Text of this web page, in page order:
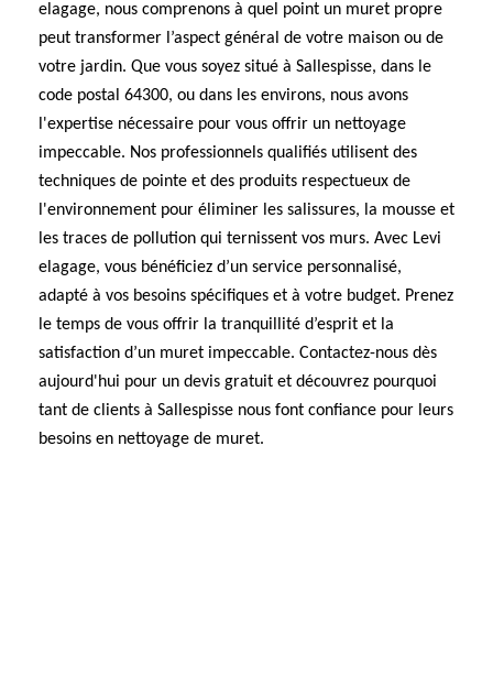
elagage, nous comprenons à quel point un muret propre
peut transformer l’aspect général de votre maison ou de
votre jardin. Que vous soyez situé à Sallespisse, dans le
code postal 64300, ou dans les environs, nous avons
l'expertise nécessaire pour vous offrir un nettoyage
impeccable. Nos professionnels qualifiés utilisent des
techniques de pointe et des produits respectueux de
l'environnement pour éliminer les salissures, la mousse et
les traces de pollution qui ternissent vos murs. Avec Levi
elagage, vous bénéficiez d’un service personnalisé,
adapté à vos besoins spécifiques et à votre budget. Prenez
le temps de vous offrir la tranquillité d’esprit et la
satisfaction d’un muret impeccable. Contactez-nous dès
aujourd'hui pour un devis gratuit et découvrez pourquoi
tant de clients à Sallespisse nous font confiance pour leurs
besoins en nettoyage de muret.